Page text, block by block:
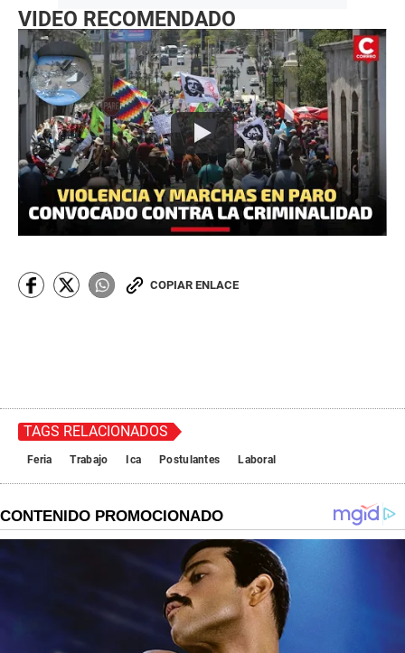
VIDEO RECOMENDADO
COPIAR ENLACE
TAGS RELACIONADOS
Feria Trabajo Ica Postulantes Laboral